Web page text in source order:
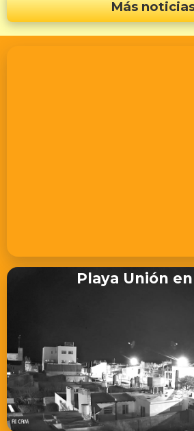
Más
Playa Unión